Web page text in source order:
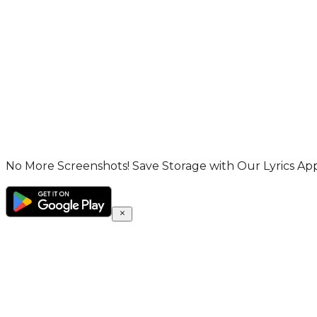
No More Screenshots! Save Storage with Our Lyrics